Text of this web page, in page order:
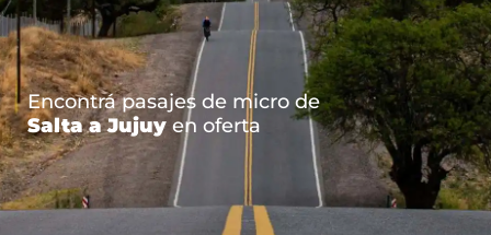
Encontrá pasajes de micro de
Salta a Jujuy en oferta